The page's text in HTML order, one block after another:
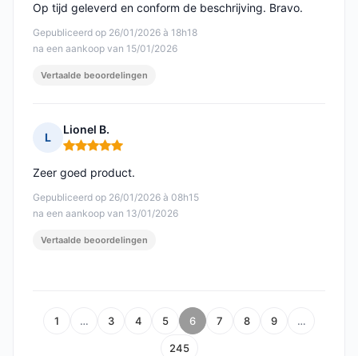
Gepubliceerd op 26/01/2026 à 18h18
na een aankoop van 15/01/2026
Op tijd geleverd en conform de beschrijving. Bravo.
Vertaalde beoordelingen
L
Lionel B.
Opmerking: 5 van 5
Gepubliceerd op 26/01/2026 à 08h15
na een aankoop van 13/01/2026
Zeer goed product.
Vertaalde beoordelingen
1 … 3 4 5 6 7 8 9 …
245